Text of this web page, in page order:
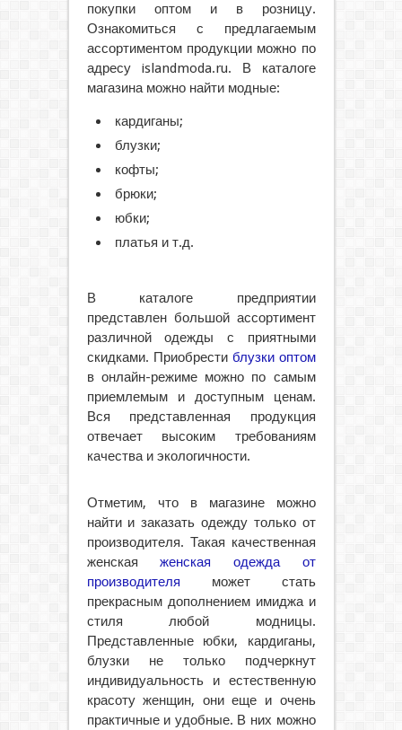
покупки оптом и в розницу.
Ознакомиться с предлагаемым
ассортиментом продукции можно по
адресу islandmoda.ru. В каталоге
магазина можно найти модные:
кардиганы;
блузки;
кофты;
брюки;
юбки;
платья и т.д.
В каталоге предприятии
представлен большой ассортимент
различной одежды с приятными
скидками. Приобрести блузки оптом
в онлайн-режиме можно по самым
приемлемым и доступным ценам.
Вся представленная продукция
отвечает высоким требованиям
качества и экологичности.
Отметим, что в магазине можно
найти и заказать одежду только от
производителя. Такая качественная
женскаяженская одежда от
производителя может стать
прекрасным дополнением имиджа и
стиля любой модницы.
Представленные юбки, кардиганы,
блузки не только подчеркнут
индивидуальность и естественную
красоту женщин, они еще и очень
практичные и удобные. В них можно